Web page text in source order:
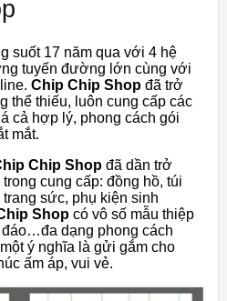
suốt 17 năm qua với 4 hệ
tuyến đường lớn cùng với
Chip Chip Shop đã trở
thể thiếu, luôn cung cấp các
cả hợp lý, phong cách gói
mắt.
Chip Shop đã dần trở
cung cấp: đồng hồ, túi
sức, phụ kiện sinh
Shop có vô số mẫu thiệp
dạng phong cách
ý nghĩa là gửi gắm cho
ấm áp, vui vẻ.